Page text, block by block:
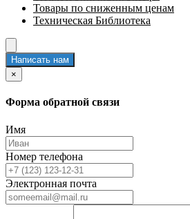
Товары по сниженным ценам
Техническая Библиотека
Написать нам
×
Форма обратной связи
Имя
Номер телефона
Электронная почта